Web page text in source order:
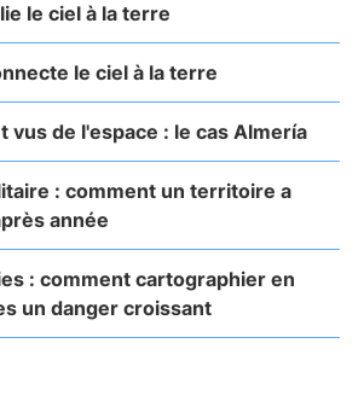
le ciel à la terre
le ciel à la terre
vus de l'espace : le cas Almería
: comment un territoire a
année
: comment cartographier en
un danger croissant